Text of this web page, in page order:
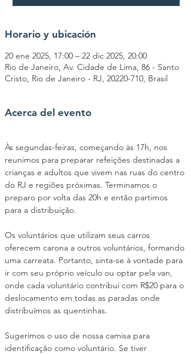
Horario y ubicación
20 ene 2025, 17:00 – 22 dic 2025, 20:00
Rio de Janeiro, Av. Cidade de Lima, 86 - Santo
Cristo, Rio de Janeiro - RJ, 20220-710, Brasil
Acerca del evento
Às segundas-feiras, começando às 17h, nos
reunimos para preparar refeições destinadas a
crianças e adultos que vivem nas ruas do centro
do RJ e regiões próximas. Terminamos o
preparo por volta das 20h e então partimos
para a distribuição.
Os voluntários que utilizam seus carros
oferecem carona a outros voluntários, formando
uma carreata. Portanto, sinta-se à vontade para
ir com seu próprio veículo ou optar pela van,
onde cada voluntário contribui com R$20 para o
deslocamento em todas as paradas onde
distribuímos as quentinhas.
Sugerimos o uso de nossa camisa para
identificação como voluntário. Se tiver